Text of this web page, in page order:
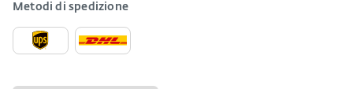
Metodi di spedizione